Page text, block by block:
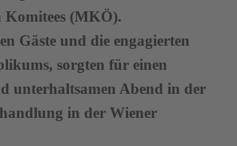
Komitees (MKÖ).
Gäste und die engagierten
sorgten für einen
unterhaltsamen Abend in der
in der Wiener